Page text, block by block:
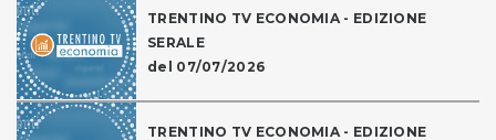
TRENTINO TV ECONOMIA - EDIZIONE
SERALE
del 07/07/2026
TRENTINO TV ECONOMIA - EDIZIONE